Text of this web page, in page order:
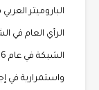
الباروميتر
الرأي العام
واستمرارية في